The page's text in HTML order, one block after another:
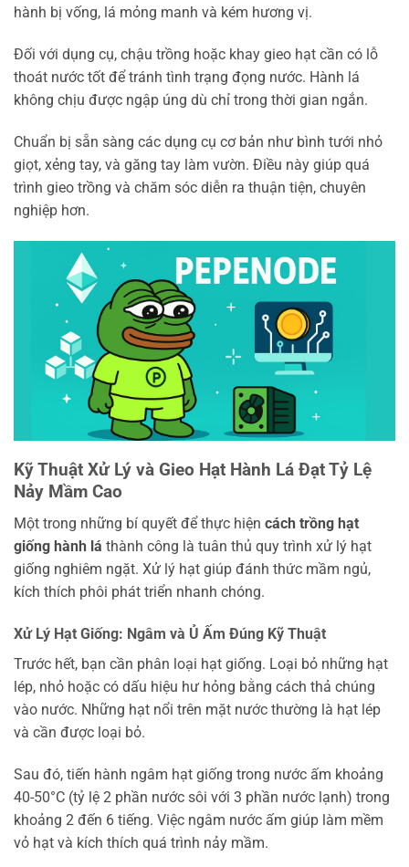
hành bị vống, lá mỏng manh và kém hương vị.
Đối với dụng cụ, chậu trồng hoặc khay gieo hạt cần có lỗ
thoát nước tốt để tránh tình trạng đọng nước. Hành lá
không chịu được ngập úng dù chỉ trong thời gian ngắn.
Chuẩn bị sẵn sàng các dụng cụ cơ bản như bình tưới nhỏ
giọt, xẻng tay, và găng tay làm vườn. Điều này giúp quá
trình gieo trồng và chăm sóc diễn ra thuận tiện, chuyên
nghiệp hơn.
Kỹ Thuật Xử Lý và Gieo Hạt Hành Lá Đạt Tỷ Lệ
Nảy Mầm Cao
Một trong những bí quyết để thực hiện cách trồng hạt
giống hành lá thành công là tuân thủ quy trình xử lý hạt
giống nghiêm ngặt. Xử lý hạt giúp đánh thức mầm ngủ,
kích thích phôi phát triển nhanh chóng.
Xử Lý Hạt Giống: Ngâm và Ủ Ấm Đúng Kỹ Thuật
Trước hết, bạn cần phân loại hạt giống. Loại bỏ những hạt
lép, nhỏ hoặc có dấu hiệu hư hỏng bằng cách thả chúng
vào nước. Những hạt nổi trên mặt nước thường là hạt lép
và cần được loại bỏ.
Sau đó, tiến hành ngâm hạt giống trong nước ấm khoảng
40-50°C (tỷ lệ 2 phần nước sôi với 3 phần nước lạnh) trong
khoảng 2 đến 6 tiếng. Việc ngâm nước ấm giúp làm mềm
vỏ hạt và kích thích quá trình nảy mầm.